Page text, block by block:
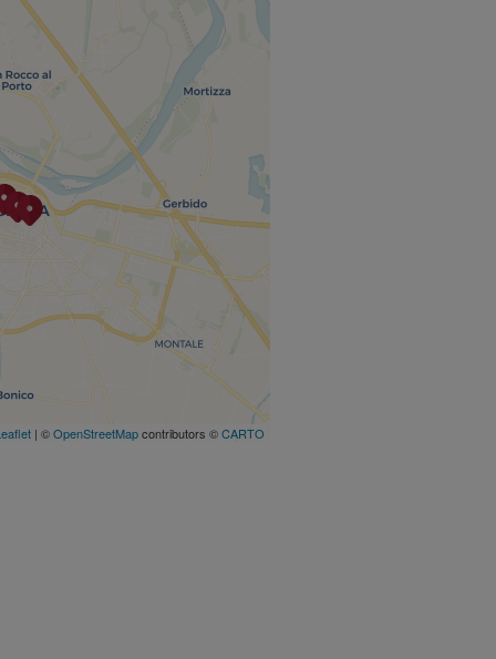
| ©OpenStreetMapcontributors ©CARTO